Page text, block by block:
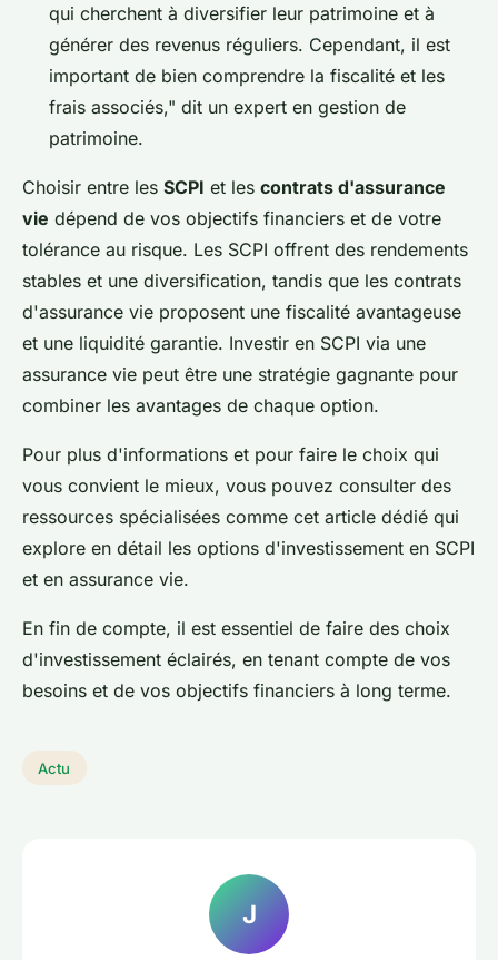
qui cherchent à diversifier leur patrimoine et à
générer des revenus réguliers. Cependant, il est
important de bien comprendre la fiscalité et les
frais associés," dit un expert en gestion de
patrimoine.
Choisir entre les SCPI et les contrats d'assurance
vie dépend de vos objectifs financiers et de votre
tolérance au risque. Les SCPI offrent des rendements
stables et une diversification, tandis que les contrats
d'assurance vie proposent une fiscalité avantageuse
et une liquidité garantie. Investir en SCPI via une
assurance vie peut être une stratégie gagnante pour
combiner les avantages de chaque option.
Pour plus d'informations et pour faire le choix qui
vous convient le mieux, vous pouvez consulter des
ressources spécialisées comme cet article dédié qui
explore en détail les options d'investissement en SCPI
et en assurance vie.
En fin de compte, il est essentiel de faire des choix
d'investissement éclairés, en tenant compte de vos
besoins et de vos objectifs financiers à long terme.
Actu
J